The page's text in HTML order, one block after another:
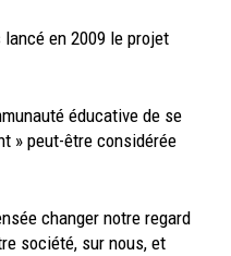
lancé en 2009 le projet
éducative de se
» peut-être considérée
changer notre regard
société, sur nous, et